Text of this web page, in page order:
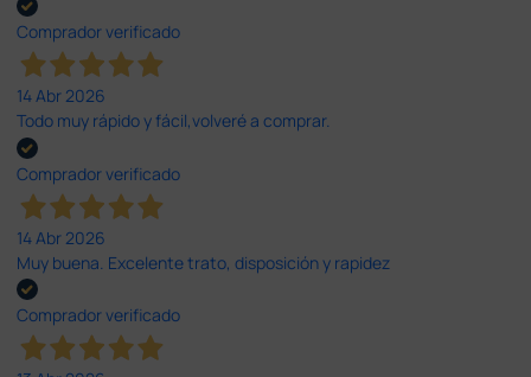
Comprador verificado
14 Abr 2026
Todo muy rápido y fácil,volveré a comprar.
Comprador verificado
14 Abr 2026
Muy buena. Excelente trato, disposición y rapidez
Comprador verificado